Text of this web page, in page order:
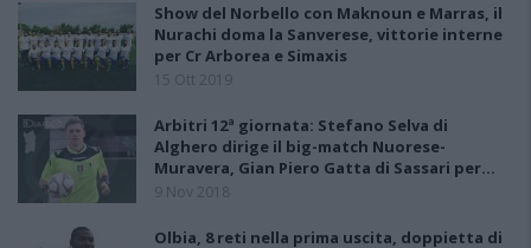
Show del Norbello con Maknoun e Marras, il
Nurachi doma la Sanverese, vittorie interne
per Cr Arborea e Simaxis
15 Ott 2019
Arbitri 12ª giornata: Stefano Selva di
Alghero dirige il big-match Nuorese-
Muravera, Gian Piero Gatta di Sassari per…
9 Nov 2018
Olbia, 8 reti nella prima uscita, doppietta di